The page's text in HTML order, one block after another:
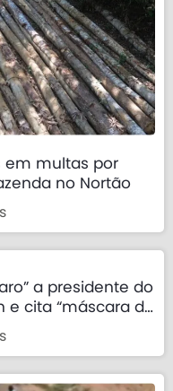
em multas por
no Nortão
a presidente do
e cita “máscara da